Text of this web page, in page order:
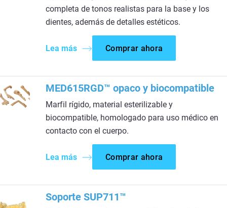
completa de tonos realistas para la base y los
dientes, además de detalles estéticos.
Lea más Comprar ahora
MED615RGD™ opaco y biocompatible
Marfil rígido, material esterilizable y
biocompatible, homologado para uso médico en
contacto con el cuerpo.
Lea más Comprar ahora
Soporte SUP711™